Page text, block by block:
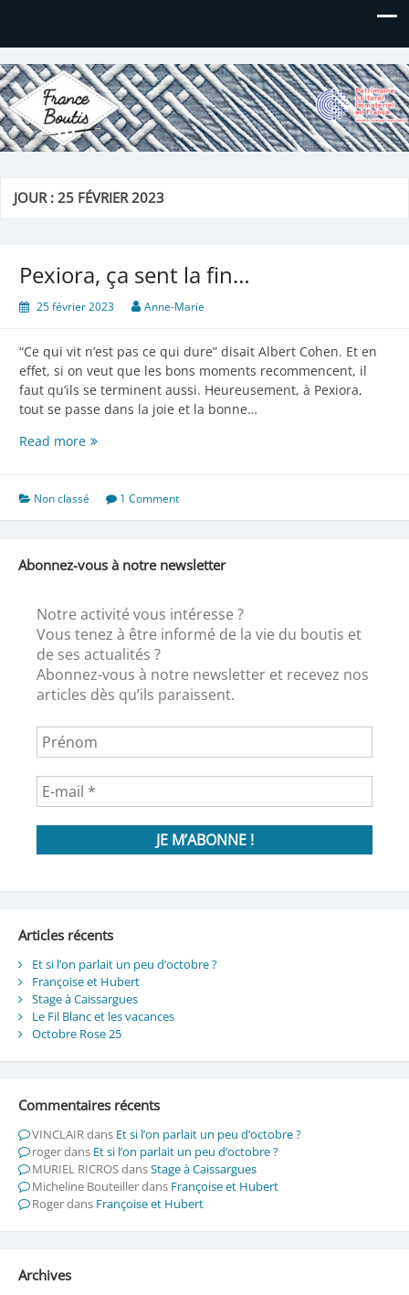
France Boutis
Le site de France Boutis
JOUR :25 FÉVRIER 2023
Pexiora, ça sent la fin…
25 février 2023 Anne-Marie
“Ce qui vit n’est pas ce qui dure” disait Albert Cohen. Et en
effet, si on veut que les bons moments recommencent, il
faut qu’ils se terminent aussi. Heureusement, à Pexiora,
tout se passe dans la joie et la bonne…
Read morePexiora,
la
fin…
Non classé 1 Comment
Abonnez-vous à notre newsletter
Notre activité vous intéresse ?
Vous tenez à être informé de la vie du boutis et
de ses actualités ?
Abonnez-vous à notre newsletter et recevez nos
articles dès qu’ils paraissent.
Articles récents
Et si l’on parlait un peu d’octobre ?
Françoise et Hubert
Stage à Caissargues
Le Fil Blanc et les vacances
Octobre Rose 25
Commentaires récents
VINCLAIRdans Et si l’on parlait un peu d’octobre ?
rogerdans Et si l’on parlait un peu d’octobre ?
MURIEL RICROSdansStage à Caissargues
Micheline Bouteillerdans Françoise et Hubert
Rogerdans Françoise et Hubert
Archives